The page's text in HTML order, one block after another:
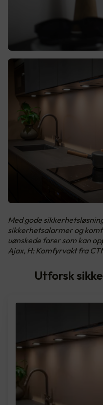
Med gode
sikkerhetsalarmer og
uønskede farer som kan
Ajax, H: Komfyrvakt fra
Utforsk